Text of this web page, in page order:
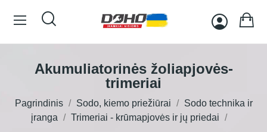
Akumuliatorinės žoliapjovės-
trimeriai
Pagrindinis Sodo, kiemo priežiūrai
Sodo technika ir
įranga
Trimeriai - krūmapjovės ir jų priedai